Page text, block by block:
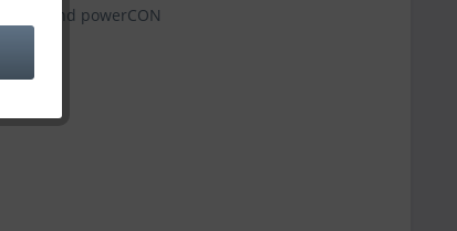
und powerCON